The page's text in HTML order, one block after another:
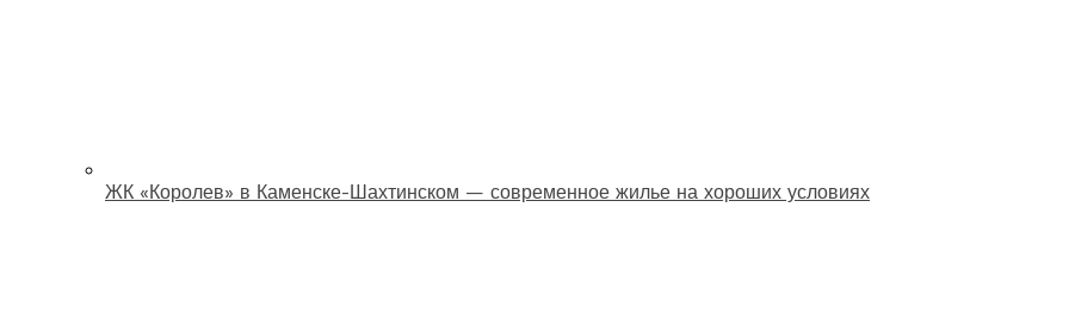
ЖК «Королев» в Каменске-Шахтинском — современное жилье на хороших условиях